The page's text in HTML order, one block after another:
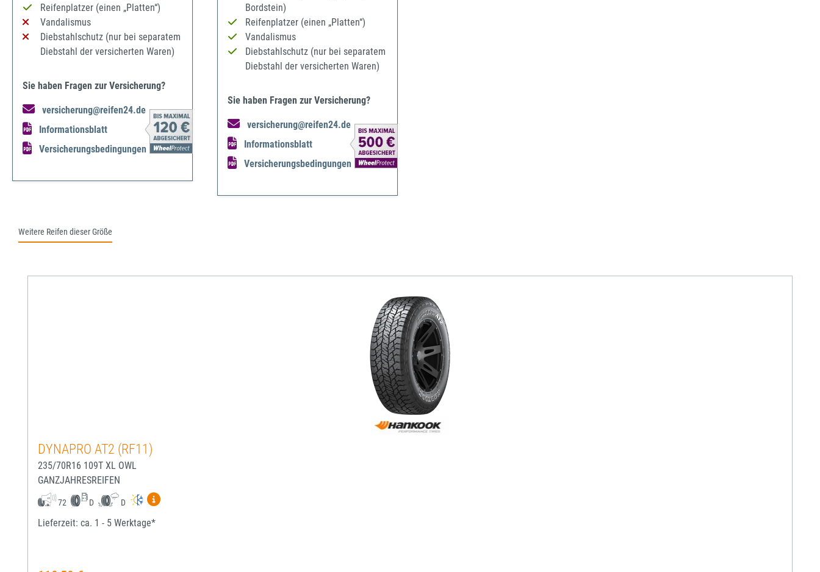
Reifenplatzer (einen „Platten“)
Vandalismus
Diebstahlschutz (nur bei separatem
Diebstahl der versicherten Waren)
Sie haben Fragen zur Versicherung?
versicherung@reifen24.de
Informationsblatt
Versicherungsbedingungen
Bordstein)
Reifenplatzer (einen „Platten“)
Vandalismus
Diebstahlschutz (nur bei separatem
Diebstahl der versicherten Waren)
Sie haben Fragen zur Versicherung?
versicherung@reifen24.de
Informationsblatt
Versicherungsbedingungen
Weitere Reifen dieser Größe
DYNAPRO AT2 (RF11)
235/70R16 109T XL OWL
GANZJAHRESREIFEN
72 D D
Mehr Informationen zum EU-Reifenlabel anzeigen
Lieferzeit: ca. 1 - 5 Werktage*